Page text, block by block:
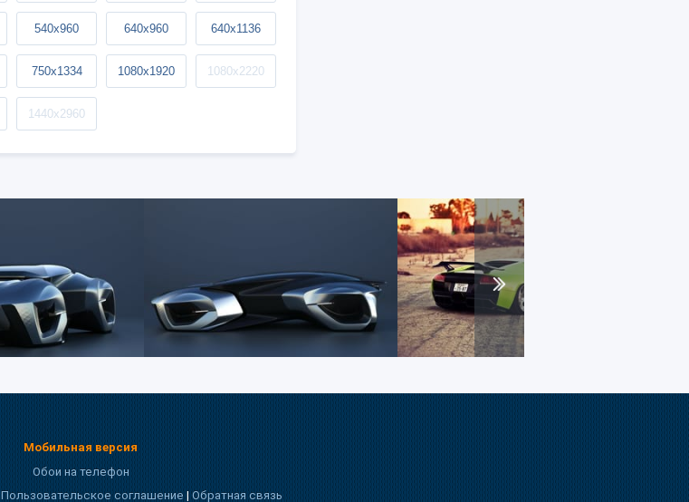
540x960 640x960 640x1136
750x1334 1080x1920 1080x2220
1440x2960
Мобильная версия
Обои на телефон
Пользовательское соглашение|Обратная связь